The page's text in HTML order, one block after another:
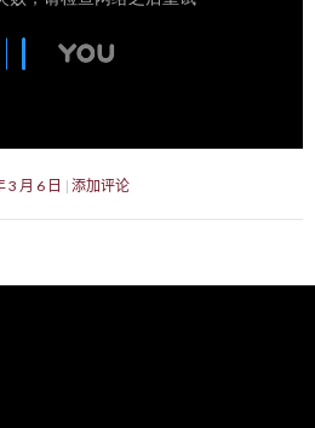
3 月 6 日 添加评论